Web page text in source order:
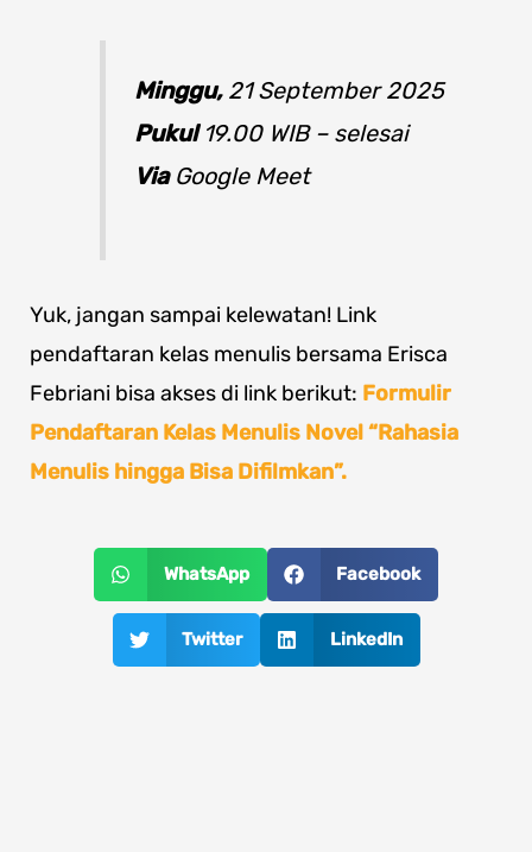
Minggu,21 September 2025
Pukul19.00 WIB – selesai
ViaGoogle Meet
Yuk, jangan sampai kelewatan! Link
pendaftaran kelas menulis bersama Erisca
Febriani bisa akses di link berikut: Formulir
Pendaftaran Kelas Menulis Novel “Rahasia
Menulis hingga Bisa Difilmkan”.
WhatsApp Facebook
Twitter LinkedIn